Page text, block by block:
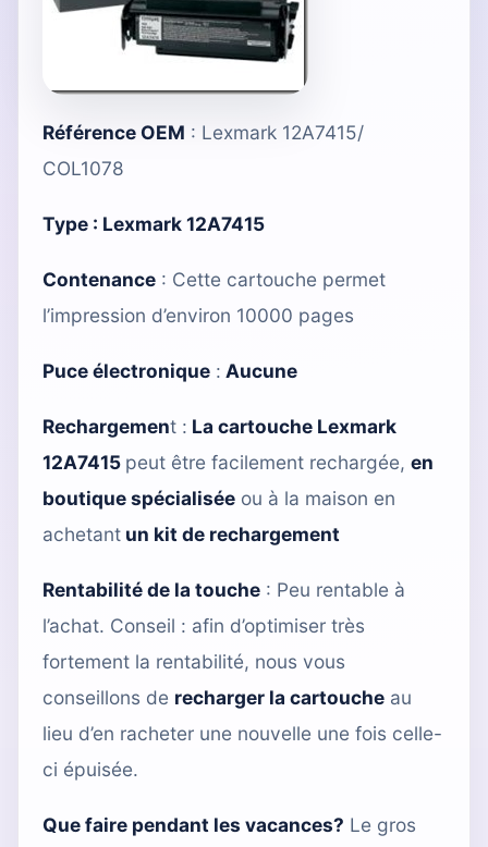
Référence OEM : Lexmark 12A7415/
COL1078
Type : Lexmark 12A7415
Contenance : Cette cartouche permet
l’impression d’environ 10000 pages
Puce électronique : Aucune
Rechargement : La cartouche Lexmark
12A7415 peut être facilement rechargée, en
boutique spécialisée ou à la maison en
achetant un kit de rechargement
Rentabilité de la touche : Peu rentable à
l’achat. Conseil : afin d’optimiser très
fortement la rentabilité, nous vous
conseillons de recharger la cartouche au
lieu d’en racheter une nouvelle une fois celle-
ci épuisée.
Que faire pendant les vacances? Le gros